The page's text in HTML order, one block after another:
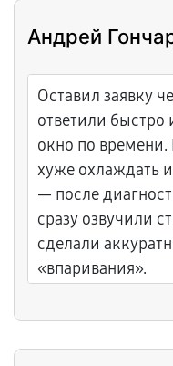
Андрей
Оставил заявку
ответили
окно по
хуже охлаждать
— после
сразу озвучили
сделали
«впаривания».